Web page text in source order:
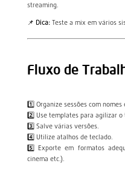
streaming.
📌 Dica:Teste a mix em vários
Fluxo de
1️⃣ Organize sessões com nomes
2️⃣ Use templates para agilizar o
3️⃣ Salve várias versões.
4️⃣ Utilize atalhos de teclado.
5️⃣ Exporte em formatos
cinema etc.).